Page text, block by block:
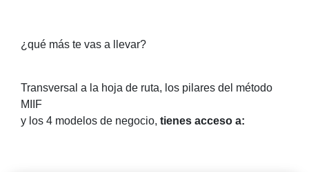
¿qué más te vas a llevar?
Transversal a la hoja de ruta, los pilares del método
MIIF
y los 4 modelos de negocio, tienes acceso a: